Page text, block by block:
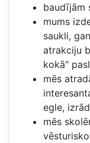
baudījām
mums
saukli,
atrakciju
kokā"
mēs
egle,
mēs